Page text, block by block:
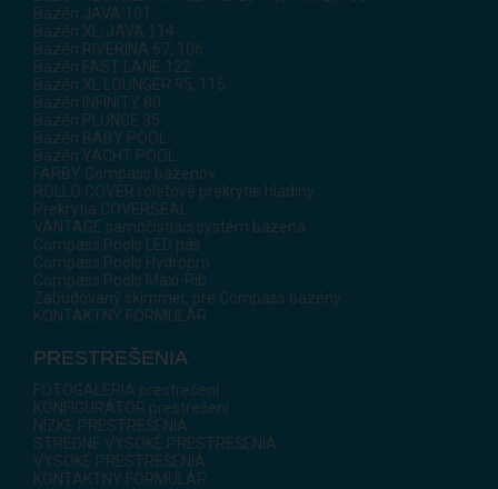
Bazén JAVA 101
Bazén XL-JAVA 114
Bazén RIVERINA 67, 106
Bazén FAST LANE 122
Bazén XL LOUNGER 95, 115
Bazén INFINITY 80
Bazén PLUNGE 35
Bazén BABY POOL
Bazén YACHT POOL
FARBY Compass bazénov
ROLLO COVER roletové prekrytie hladiny
Prekrytia COVERSEAL
VANTAGE samočistiaci systém bazéna
Compass Pools LED pás
Compass Pools Hydropro
Compass Pools Maxi-Rib
Zabudovaný skimmer, pre Compass bazény
KONTAKTNÝ FORMULÁR
PRESTREŠENIA
FOTOGALÉRIA prestrešení
KONFIGURÁTOR prestrešení
NÍZKE PRESTREŠENIA
STREDNE VYSOKÉ PRESTREŠENIA
VYSOKÉ PRESTREŠENIA
KONTAKTNÝ FORMULÁR